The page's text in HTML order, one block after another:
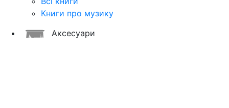
Книги про музику
Аксесуари